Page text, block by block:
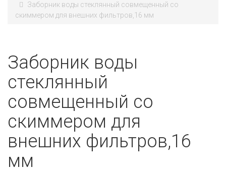
Заборник воды стеклянный совмещенный со
скиммером для внешних фильтров,16 мм
Заборник воды
стеклянный
совмещенный со
скиммером для
внешних фильтров,16
мм